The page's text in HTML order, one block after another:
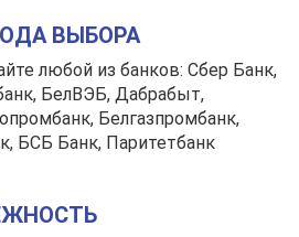
ВЫБОРА
любой из банков: Сбер Банк,
БелВЭБ, Дабрабыт,
Белгазпромбанк,
БСБ Банк, Паритетбанк